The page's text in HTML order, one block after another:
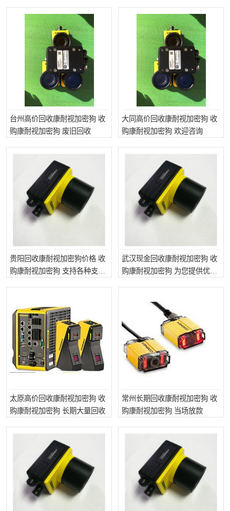
台州高价回收康耐视加密狗 收
购康耐视加密狗 废旧回收
大同高价回收康耐视加密狗 收
购康耐视加密狗 欢迎咨询
贵阳回收康耐视加密狗价格 收
购康耐视加密狗 支持各种支付
武汉现金回收康耐视加密狗 收
购康耐视加密狗 为您提供优质
太原高价回收康耐视加密狗 收
购康耐视加密狗 长期大量回收
常州长期回收康耐视加密狗 收
购康耐视加密狗 当场放款